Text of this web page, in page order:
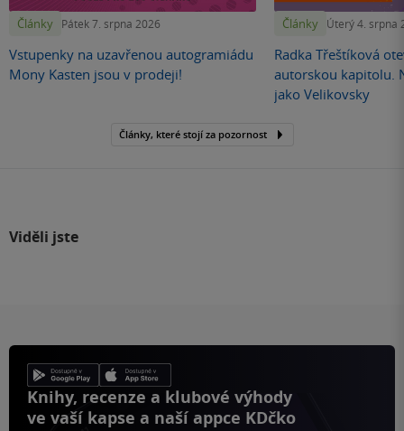
Články Pátek 7. srpna 2026
Vstupenky na uzavřenou autogramiádu
Mony Kasten jsou v prodeji!
Články Úterý 4. srpna
Radka Třeštíková
autorskou kapitolu.
jako Velikovsky
Články, které stojí za pozornost
Viděli jste
Knihy, recenze a klubové výhody
ve vaší kapse a naší appce KDčko